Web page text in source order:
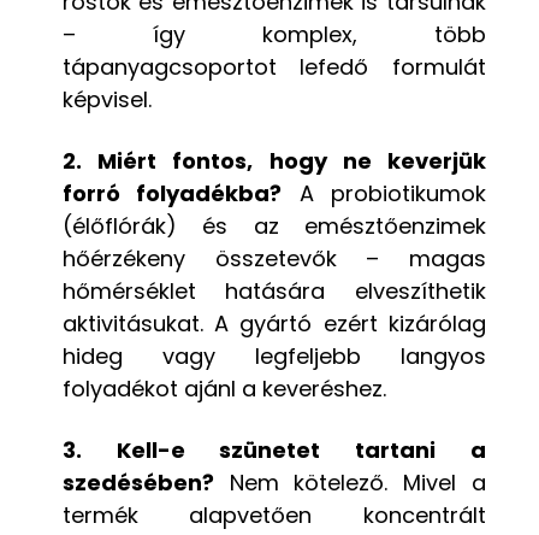
– így komplex, több
tápanyagcsoportot lefedő formulát
képvisel.
2. Miért fontos, hogy ne keverjük
forró folyadékba? A probiotikumok
(élőflórák) és az emésztőenzimek
hőérzékeny összetevők – magas
hőmérséklet hatására elveszíthetik
aktivitásukat. A gyártó ezért kizárólag
hideg vagy legfeljebb langyos
folyadékot ajánl a keveréshez.
3. Kell-e szünetet tartani a
szedésében? Nem kötelező. Mivel a
termék alapvetően koncentrált